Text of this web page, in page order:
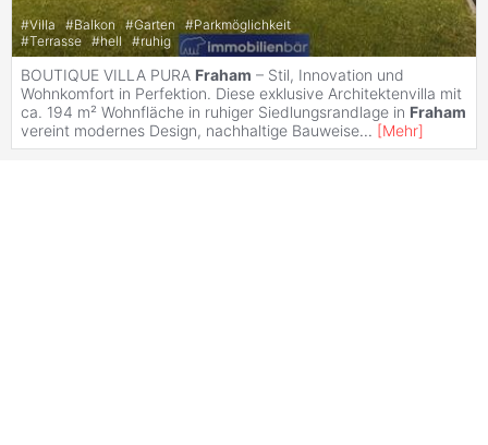
#Villa #Balkon #Garten #Parkmöglichkeit
#Terrasse #hell #ruhig
BOUTIQUE VILLA PURA Fraham – Stil, Innovation und
Wohnkomfort in Perfektion. Diese exklusive Architektenvilla mit
ca. 194 m² Wohnfläche in ruhiger Siedlungsrandlage in Fraham
vereint modernes Design, nachhaltige Bauweise... [Mehr]